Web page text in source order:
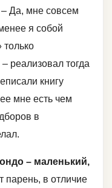
– Да, мне совсем
я собой
только
реализовал тогда
книгу
мне есть чем
в
– маленький,
парень, в отличие